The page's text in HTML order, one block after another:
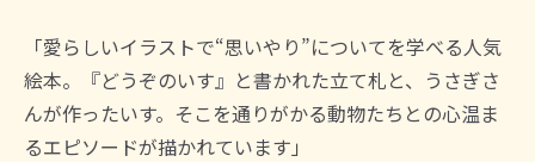
「愛らしいイラストで“思いやり”についてを学べる人気
絵本。『どうぞのいす』と書かれた立て札と、うさぎさ
んが作ったいす。そこを通りがかる動物たちとの心温ま
るエピソードが描かれています」